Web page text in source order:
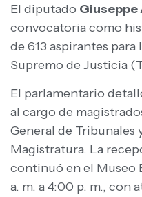
El diputado
convocatoria como
de 613 aspirantes
Supremo de Justicia
El parlamentario
al cargo de
General de Tribunales
Magistratura. La
continuó en el Museo
a. m. a 4:00 p. m., con